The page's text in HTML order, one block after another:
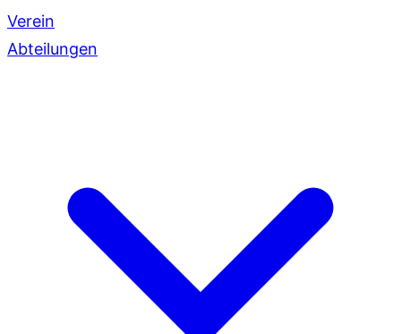
Verein
Abteilungen